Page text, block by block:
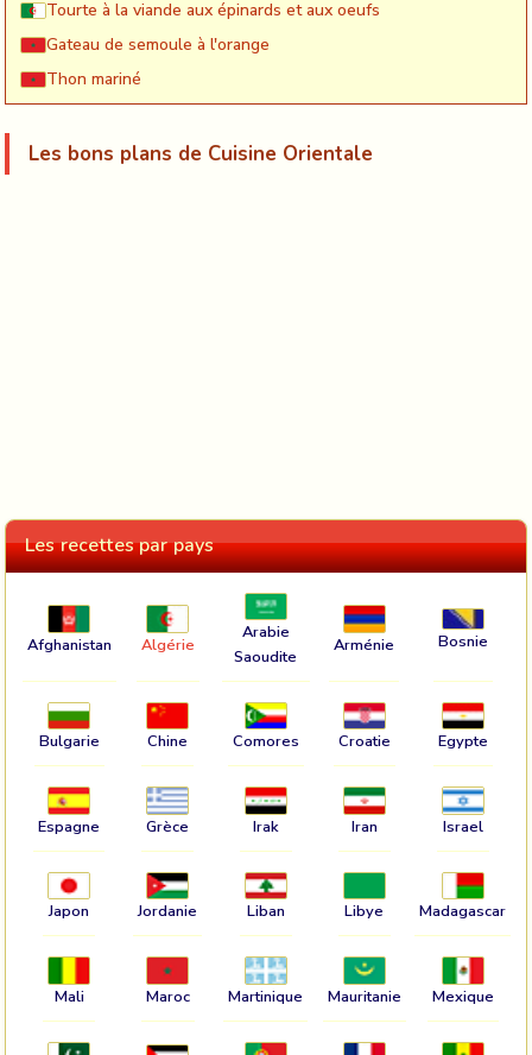
Tourte à la viande aux épinards et aux oeufs
Gateau de semoule à l'orange
Thon mariné
Les bons plans de Cuisine Orientale
Les recettes par pays
Afghanistan Algérie
Arabie
Saoudite
Arménie Bosnie
Bulgarie Chine Comores Croatie Egypte
Espagne Grèce Irak Iran Israel
Japon Jordanie Liban Libye Madagascar
Mali Maroc Martinique Mauritanie Mexique